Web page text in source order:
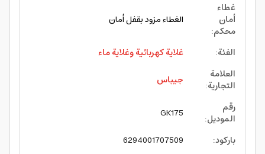
غطاء
أمان
محكم:
الغطاء مزود بقفل أمان
الفئة:
غلاية كهربائية وغلاية ماء
العلامة
التجارية:
جيباس
رقم
الموديل:
GK175
باركود:
6294001707509